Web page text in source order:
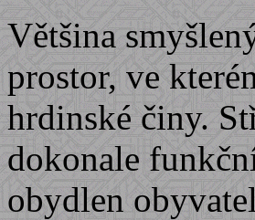
Většina
prostor, ve
hrdinské činy.
dokonale
obydlen